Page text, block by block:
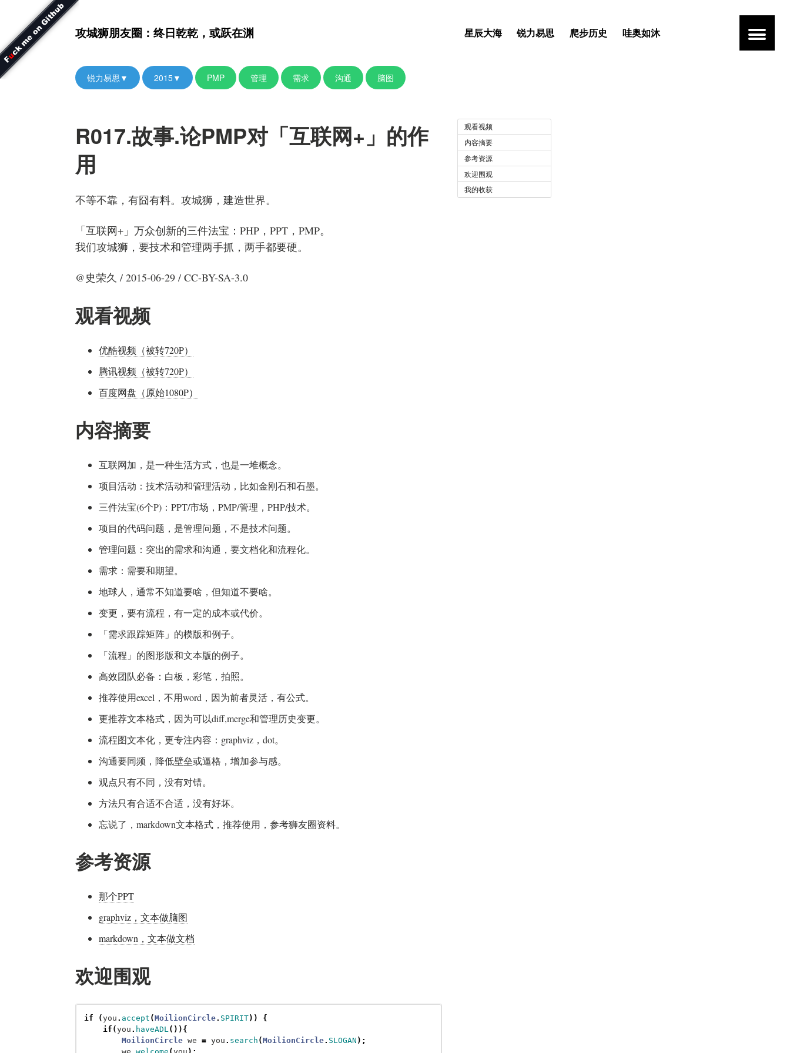
攻城狮朋友圈：终日乾乾，或跃在渊 星辰大海 锐力易思 爬步历史 哇奥如沐
锐力易思▼ 2015▼ PMP 管理 需求 沟通 脑图
观看视频
内容摘要
参考资源
欢迎围观
我的收获
R017.故事.论PMP对「互联网+」的作
用
不等不靠，有囧有料。攻城狮，建造世界。
「互联网+」万众创新的三件法宝：PHP，PPT，PMP。
我们攻城狮，要技术和管理两手抓，两手都要硬。
@史荣久 / 2015-06-29 / CC-BY-SA-3.0
观看视频
优酷视频（被转720P）
腾讯视频（被转720P）
百度网盘（原始1080P）
内容摘要
互联网加，是一种生活方式，也是一堆概念。
项目活动：技术活动和管理活动，比如金刚石和石墨。
三件法宝(6个P)：PPT/市场，PMP/管理，PHP/技术。
项目的代码问题，是管理问题，不是技术问题。
管理问题：突出的需求和沟通，要文档化和流程化。
需求：需要和期望。
地球人，通常不知道要啥，但知道不要啥。
变更，要有流程，有一定的成本或代价。
「需求跟踪矩阵」的模版和例子。
「流程」的图形版和文本版的例子。
高效团队必备：白板，彩笔，拍照。
推荐使用excel，不用word，因为前者灵活，有公式。
更推荐文本格式，因为可以diff,merge和管理历史变更。
流程图文本化，更专注内容：graphviz，dot。
沟通要同频，降低壁垒或逼格，增加参与感。
观点只有不同，没有对错。
方法只有合适不合适，没有好坏。
忘说了，markdown文本格式，推荐使用，参考狮友圈资料。
参考资源
那个PPT
graphviz，文本做脑图
markdown，文本做文档
欢迎围观
if (you . accept (MoilionCircle. SPIRIT))
{
if (you . haveADL ()){
MoilionCircle we = you . search (MoilionCircle. SLOGAN );